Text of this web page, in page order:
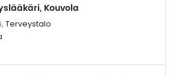
Kouvola
Terveystalo